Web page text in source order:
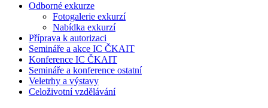
Odborné exkurze
Fotogalerie exkurzí
Nabídka exkurzí
Příprava k autorizaci
Semináře a akce IC ČKAIT
Konference IC ČKAIT
Semináře a konference ostatní
Veletrhy a výstavy
Celoživotní vzdělávání